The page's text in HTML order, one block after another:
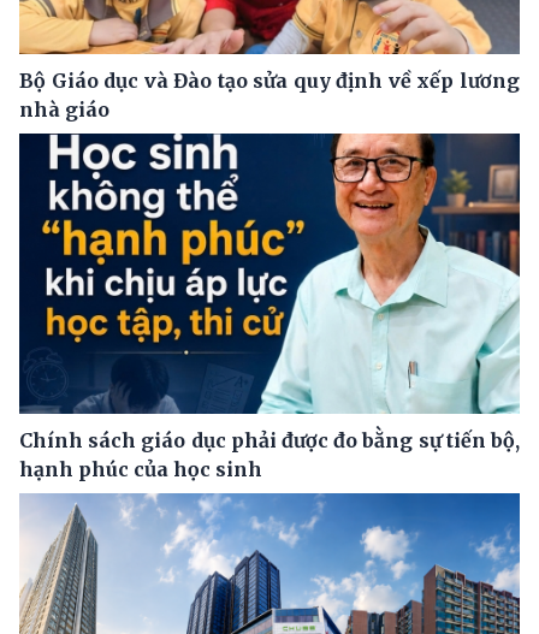
Bộ Giáo dục và Đào tạo sửa quy định về xếp lương
nhà giáo
Chính sách giáo dục phải được đo bằng sự tiến bộ,
hạnh phúc của học sinh